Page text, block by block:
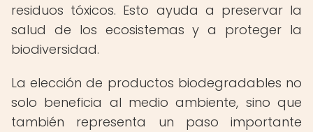
residuos tóxicos. Esto ayuda a preservar la
salud de los ecosistemas y a proteger la
biodiversidad.
La elección de productos biodegradables no
solo beneficia al medio ambiente, sino que
también representa un paso importante